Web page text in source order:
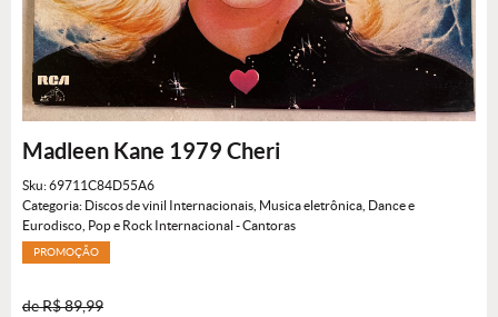
Madleen Kane 1979 Cheri
Sku:69711C84D55A6
Categoria: Discos de vinil Internacionais Musica eletrônica, Dance e
Eurodisco Pop e Rock Internacional - Cantoras
PROMOÇÃO
deR$ 89,99